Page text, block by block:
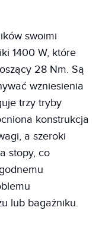
swoimi
1400 W, które
28 Nm. Są
wzniesienia
trzy tryby
konstrukcja
a szeroki
stopy, co
lub bagażniku.